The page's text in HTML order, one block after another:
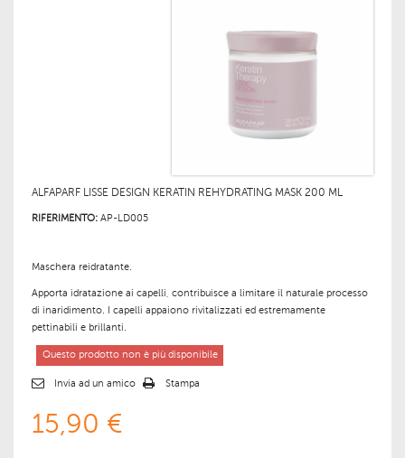
ALFAPARF LISSE DESIGN KERATIN REHYDRATING MASK 200 ML
RIFERIMENTO: AP-LD005
Maschera reidratante.
Apporta idratazione ai capelli, contribuisce a limitare il naturale processo
di inaridimento. I capelli appaiono rivitalizzati ed estremamente
pettinabili e brillanti.
Questo prodotto non è più disponibile
Invia ad un amico Stampa
15,90 €